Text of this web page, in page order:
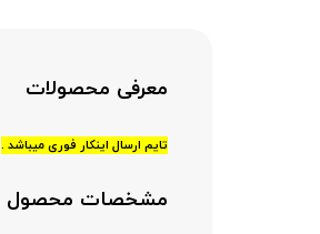
معرفی محصولات
تایم ارسال اینکار فوری میباشد .
مشخصات محصول